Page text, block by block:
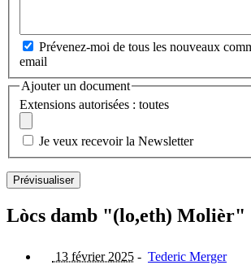
Prévenez-moi de tous les nouveaux
email
Ajouter un document
Extensions autorisées : toutes
Je veux recevoir la Newsletter
Lòcs damb "(lo,eth) Molièr"
13 février 2025 - Tederic Merger